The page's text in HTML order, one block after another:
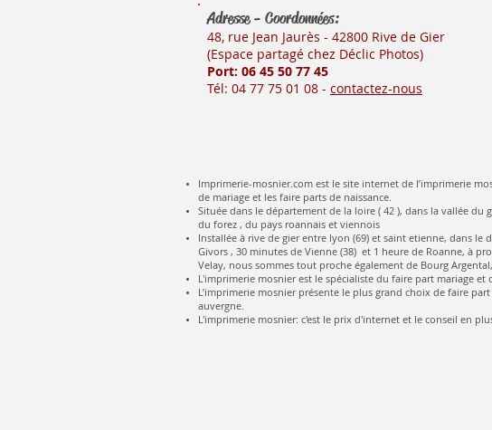
Adresse - Coordonnées:
48, rue Jean Jaurès - 42800 Rive de Gier
(Espace partagé chez Déclic Photos)
Port: 06 45 50 77 45
Tél: 04 77 75 01 08 - contactez-nous
Imprimerie-mosnier.com est le site internet de l’imprimerie
de mariage et les faire parts de naissance.
Située dans le département de la loire ( 42 ), dans la vallée
du forez , du pays roannais et viennois
Installée à rive de gier entre lyon (69) et saint etienne, dans
Givors , 30 minutes de Vienne (38) et 1 heure de Roanne, à
Velay, nous sommes tout proche également de Bourg
L'imprimerie mosnier est le spécialiste du faire part mariage
L’imprimerie mosnier présente le plus grand choix de faire
auvergne.
L'imprimerie mosnier: c'est le prix d'internet et le conseil en